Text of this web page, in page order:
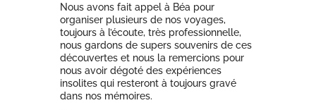
Nous avons fait appel à Béa pour
organiser plusieurs de nos voyages,
toujours à l’écoute, très professionnelle,
nous gardons de supers souvenirs de ces
découvertes et nous la remercions pour
nous avoir dégoté des expériences
insolites qui resteront à toujours gravé
dans nos mémoires.